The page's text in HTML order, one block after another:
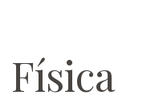
Física